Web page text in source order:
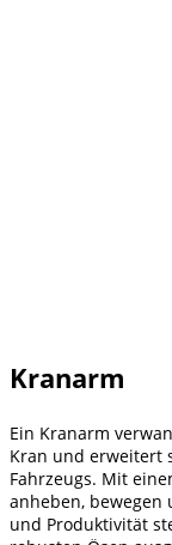
Kranarm
Ein Kranarm
Kran und erweitert
Fahrzeugs. Mit
anheben, bewegen
und Produktivität